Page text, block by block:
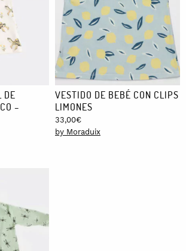
DE
–
VESTIDO DE BEBÉ CON CLIPS
LIMONES
33,00€
by Moraduix